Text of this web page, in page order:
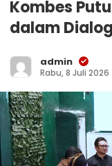
Kombes
dalam
admin
Rabu, 8 Juli 2026